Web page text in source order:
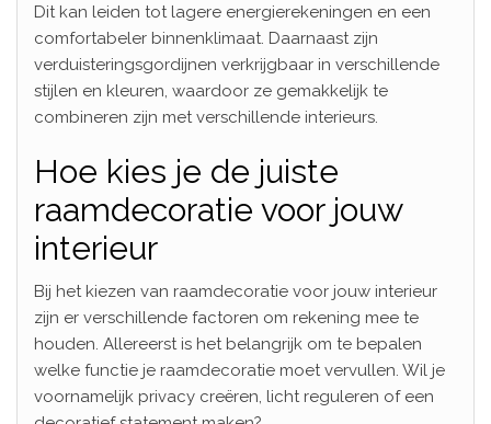
Dit kan leiden tot lagere energierekeningen en een
comfortabeler binnenklimaat. Daarnaast zijn
verduisteringsgordijnen verkrijgbaar in verschillende
stijlen en kleuren, waardoor ze gemakkelijk te
combineren zijn met verschillende interieurs.
Hoe kies je de juiste
raamdecoratie voor jouw
interieur
Bij het kiezen van raamdecoratie voor jouw interieur
zijn er verschillende factoren om rekening mee te
houden. Allereerst is het belangrijk om te bepalen
welke functie je raamdecoratie moet vervullen. Wil je
voornamelijk privacy creëren, licht reguleren of een